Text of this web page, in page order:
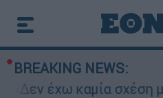
BREAKING NEWS:
έχω καμία σχέση με